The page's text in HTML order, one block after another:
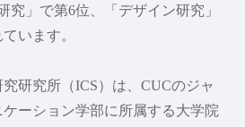
究」で第6位、「デザイン研究」
います。
研究所（ICS）は、CUCのジャ
ーション学部に所属する大学院